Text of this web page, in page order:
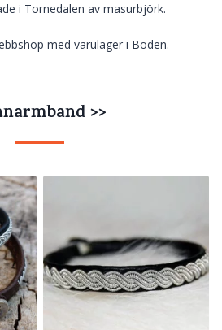
i Tornedalen av masurbjörk.
med varulager i Boden.
>>